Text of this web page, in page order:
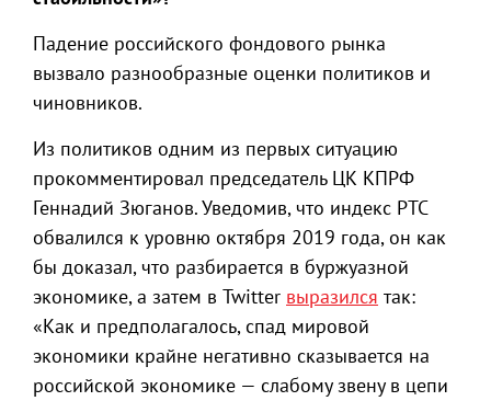
Падение российского фондового рынка
вызвало разнообразные оценки политиков и
чиновников.
Из политиков одним из первых ситуацию
прокомментировал председатель ЦК КПРФ
Геннадий Зюганов. Уведомив, что индекс РТС
обвалился к уровню октября 2019 года, он как
бы доказал, что разбирается в буржуазной
экономике, а затем в Twitter выразился так:
«Как и предполагалось, спад мировой
экономики крайне негативно сказывается на
российской экономике — слабому звену в цепи